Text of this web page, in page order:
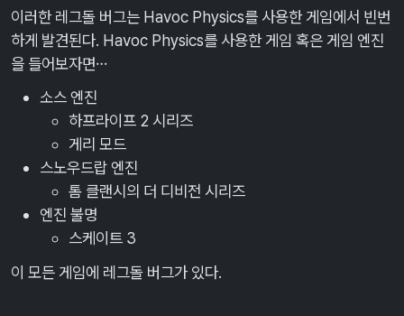
이러한 레그돌 버그는 Havoc Physics를 사용한 게임에서 빈번
하게 발견된다. Havoc Physics를 사용한 게임 혹은 게임 엔진
을 들어보자면…
소스 엔진
하프라이프 2 시리즈
게리 모드
스노우드랍 엔진
톰 클랜시의 더 디비전 시리즈
엔진 불명
스케이트 3
이 모든 게임에 레그돌 버그가 있다.